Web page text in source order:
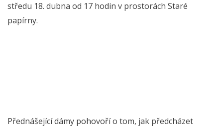
středu 18. dubna od 17 hodin v prostorách Staré
papírny.
Přednášející dámy pohovoří o tom, jak předcházet